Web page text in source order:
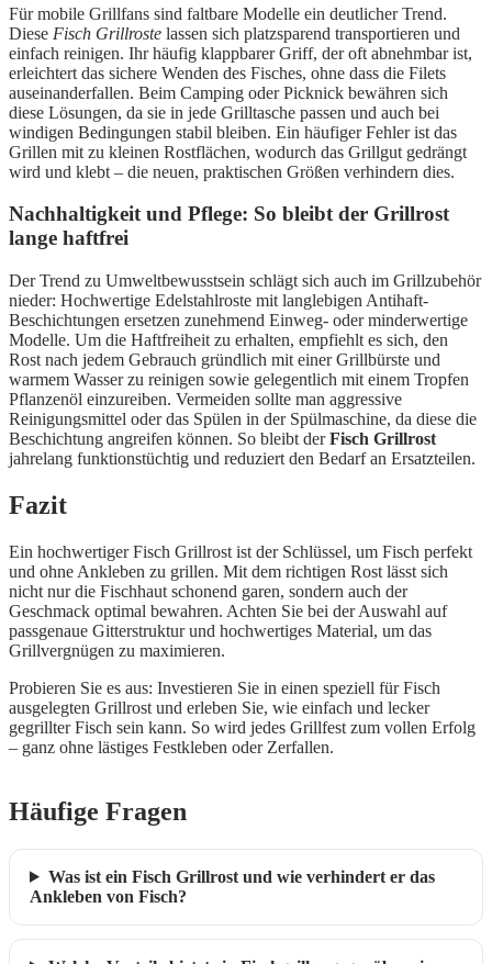
Für mobile Grillfans sind faltbare Modelle ein deutlicher Trend.
Diese Fisch Grillroste lassen sich platzsparend transportieren und
einfach reinigen. Ihr häufig klappbarer Griff, der oft abnehmbar ist,
erleichtert das sichere Wenden des Fisches, ohne dass die Filets
auseinanderfallen. Beim Camping oder Picknick bewähren sich
diese Lösungen, da sie in jede Grilltasche passen und auch bei
windigen Bedingungen stabil bleiben. Ein häufiger Fehler ist das
Grillen mit zu kleinen Rostflächen, wodurch das Grillgut gedrängt
wird und klebt – die neuen, praktischen Größen verhindern dies.
Nachhaltigkeit und Pflege: So bleibt der Grillrost
lange haftfrei
Der Trend zu Umweltbewusstsein schlägt sich auch im Grillzubehör
nieder: Hochwertige Edelstahlroste mit langlebigen Antihaft-
Beschichtungen ersetzen zunehmend Einweg- oder minderwertige
Modelle. Um die Haftfreiheit zu erhalten, empfiehlt es sich, den
Rost nach jedem Gebrauch gründlich mit einer Grillbürste und
warmem Wasser zu reinigen sowie gelegentlich mit einem Tropfen
Pflanzenöl einzureiben. Vermeiden sollte man aggressive
Reinigungsmittel oder das Spülen in der Spülmaschine, da diese die
Beschichtung angreifen können. So bleibt derFisch Grillrost
jahrelang funktionstüchtig und reduziert den Bedarf an Ersatzteilen.
Fazit
Ein hochwertiger Fisch Grillrost ist der Schlüssel, um Fisch perfekt
und ohne Ankleben zu grillen. Mit dem richtigen Rost lässt sich
nicht nur die Fischhaut schonend garen, sondern auch der
Geschmack optimal bewahren. Achten Sie bei der Auswahl auf
passgenaue Gitterstruktur und hochwertiges Material, um das
Grillvergnügen zu maximieren.
Probieren Sie es aus: Investieren Sie in einen speziell für Fisch
ausgelegten Grillrost und erleben Sie, wie einfach und lecker
gegrillter Fisch sein kann. So wird jedes Grillfest zum vollen Erfolg
– ganz ohne lästiges Festkleben oder Zerfallen.
Häufige Fragen
Was ist ein Fisch Grillrost und wie verhindert er das
Ankleben von Fisch?